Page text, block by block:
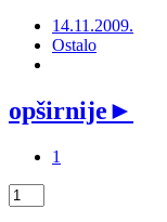
14.11.2009.
Ostalo
opširnije►
1